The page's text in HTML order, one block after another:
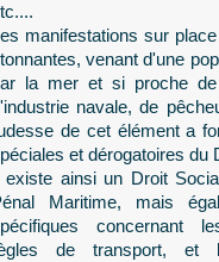
manifestations sur
venant d'une
la mer et si proche de
navale, de
de cet élément a
et dérogatoires du
existe ainsi un Droit
Maritime, mais
concernant
de transport, et